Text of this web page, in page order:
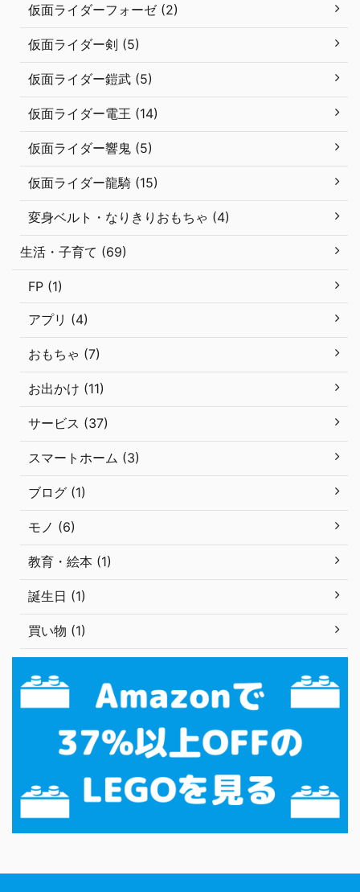
仮面ライダーフォーゼ (2)
仮面ライダー剣 (5)
仮面ライダー鎧武 (5)
仮面ライダー電王 (14)
仮面ライダー響鬼 (5)
仮面ライダー龍騎 (15)
変身ベルト・なりきりおもちゃ (4)
生活・子育て (69)
FP (1)
アプリ (4)
おもちゃ (7)
お出かけ (11)
サービス (37)
スマートホーム (3)
ブログ (1)
モノ (6)
教育・絵本 (1)
誕生日 (1)
買い物 (1)